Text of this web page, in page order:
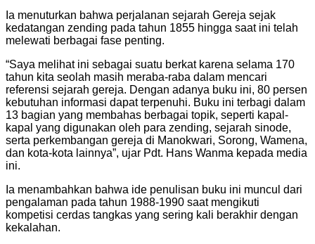
Ia menuturkan bahwa perjalanan sejarah Gereja sejak
kedatangan zending pada tahun 1855 hingga saat ini telah
melewati berbagai fase penting.
“Saya melihat ini sebagai suatu berkat karena selama 170
tahun kita seolah masih meraba-raba dalam mencari
referensi sejarah gereja. Dengan adanya buku ini, 80 persen
kebutuhan informasi dapat terpenuhi. Buku ini terbagi dalam
13 bagian yang membahas berbagai topik, seperti kapal-
kapal yang digunakan oleh para zending, sejarah sinode,
serta perkembangan gereja di Manokwari, Sorong, Wamena,
dan kota-kota lainnya”, ujar Pdt. Hans Wanma kepada media
ini.
Ia menambahkan bahwa ide penulisan buku ini muncul dari
pengalaman pada tahun 1988-1990 saat mengikuti
kompetisi cerdas tangkas yang sering kali berakhir dengan
kekalahan.